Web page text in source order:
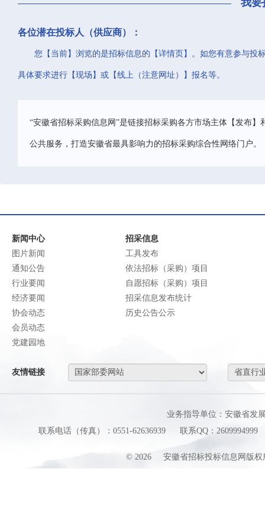
各位潜在投标人（供应商）：
您【当前】浏览的是招标信息的【详情页】。如您有意参与投
具体要求进行【现场】或【线上（注意网址）】报名等。
“安徽省招标采购信息网”是链接招标采购各方市场主体【发布
公共服务，打造安徽省最具影响力的招标采购综合性网络门户。
新闻中心
图片新闻
通知公告
行业要闻
经济要闻
协会动态
会员动态
党建园地
招采信息
工具发布
依法招标（采购）项目
自愿招标（采购）项目
招采信息发布统计
历史公告公示
友情链接
业务指导单位：安徽省发
联系电话（传真）：0551-62636939
联系QQ：2609994999
© 2026 安徽省招标投标信息网版